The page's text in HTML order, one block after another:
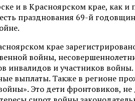
и в Красноярском крае, как и
празднования 69-й
крае
войны,
инвалидов и участников
выплаты. Также в регионе
Это дети фронтовиков,